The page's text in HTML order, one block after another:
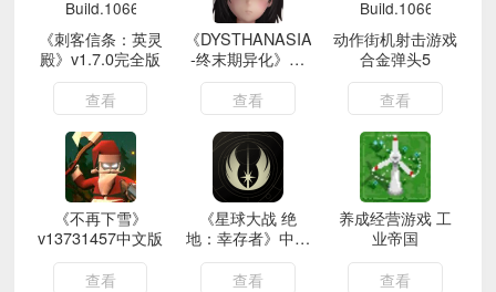
《刺客信条：英灵
殿》v1.7.0完全版
查看
《DYSTHANASIA
-终末期异化》中
文
查看
动作街机射击游戏
合金弹头5
查看
《不再下雪》
v13731457中文版
查看
《星球大战 绝
地：幸存者》中文
版
查看
养成经营游戏 工
业帝国
查看